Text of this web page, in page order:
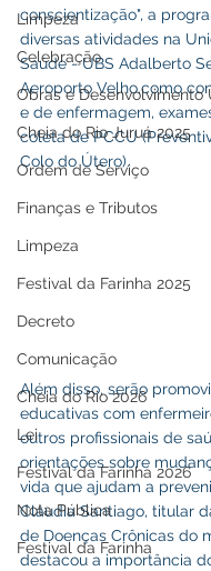
Limpeza
Celebração
Obras e Desenvolvimento
Cheia do Rio Juruá 2025
Ordem de Serviço
Finanças e Tributos
Limpeza
Festival da Farinha 2025
Decreto
Comunicação
Cheia do Rio 2026
Lei
Festival da Farinha 2026
Nota Pública
Festival da Farinha
conscientização", a
diversas atividades na
Saúde - UBS Adalberto
Aeroporto Velho,como
e de enfermagem,
coleta de PCCU
Colo do Útero).
Além disso, serão
educativas com
outros profissionais de
orientações sobre
vida que ajudam a
Cláudia Santiago, titular
de Doenças Crônicas do
destacou a importância